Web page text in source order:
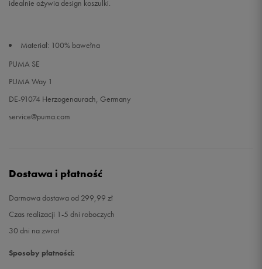
idealnie ożywia design koszulki.
Materiał: 100% bawełna
PUMA SE
PUMA Way 1
DE-91074 Herzogenaurach, Germany
service@puma.com
Dostawa i płatność
Darmowa dostawa od 299,99 zł
Czas realizacji 1-5 dni roboczych
30 dni na zwrot
Sposoby płatności: